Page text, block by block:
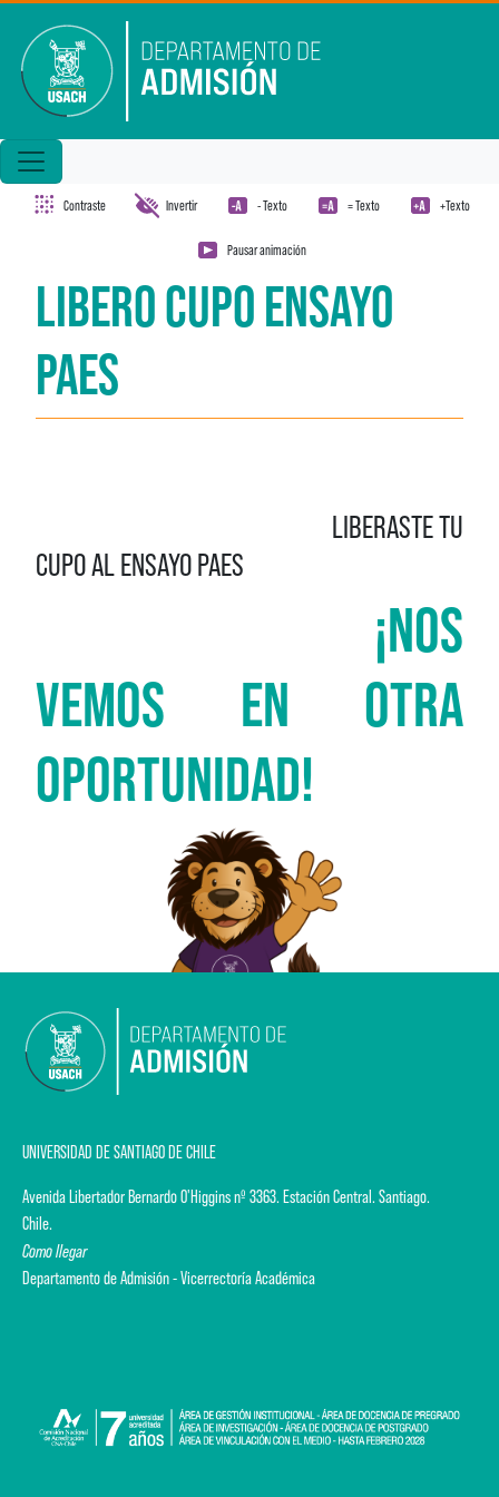
Contraste Invertir - Texto = Texto +Texto
Pausar animación
LIBERO CUPO ENSAYO
PAES
LIBERASTE TU
CUPO AL ENSAYO PAES
¡NOS
VEMOS EN OTRA
OPORTUNIDAD!
UNIVERSIDAD DE SANTIAGO DE CHILE
Avenida Libertador Bernardo O'Higgins nº 3363. Estación Central. Santiago.
Chile.
Como llegar
Departamento de Admisión - Vicerrectoría Académica